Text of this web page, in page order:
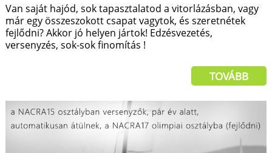
Van saját hajód, sok tapasztalatod a vitorlázásban, vagy
már egy összeszokott csapat vagytok, és szeretnétek
fejlődni? Akkor jó helyen jártok! Edzésvezetés,
versenyzés, sok-sok finomítás !
TOVÁBB